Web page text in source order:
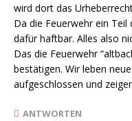
wird dort das
Da die Feuerwehr ein
dafür haftbar. Alles also
Das die Feuerwehr
bestätigen. Wir leben
aufgeschlossen und
ANTWORTEN